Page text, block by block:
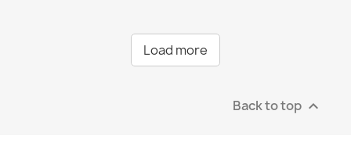
Load more
Back to top 